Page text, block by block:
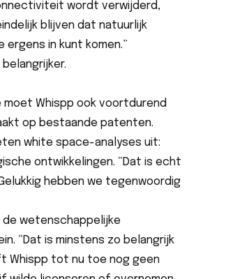
wordt verwijderd,
blijven dat natuurlijk
in kunt komen.”
Whispp ook voortdurend
op bestaande patenten.
white space-analyses uit:
ontwikkelingen. “Dat is echt
hebben we tegenwoordig
de wetenschappelijke
“Dat is minstens zo belangrijk
Whispp tot nu toe nog geen